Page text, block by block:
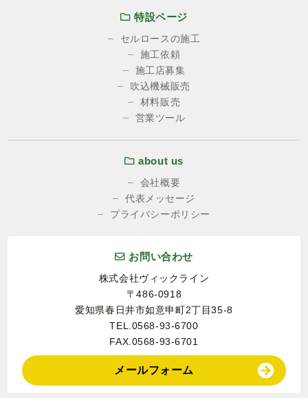
特設ページ
セルロースの施工
施工依頼
施工店募集
吹込機械販売
材料販売
営業ツール
about us
会社概要
代表メッセージ
プライバシーポリシー
お問い合わせ
株式会社ヴィックライン
〒486-0918
愛知県春日井市如意申町2丁目35-8
TEL.0568-93-6700
FAX.0568-93-6701
メールフォーム